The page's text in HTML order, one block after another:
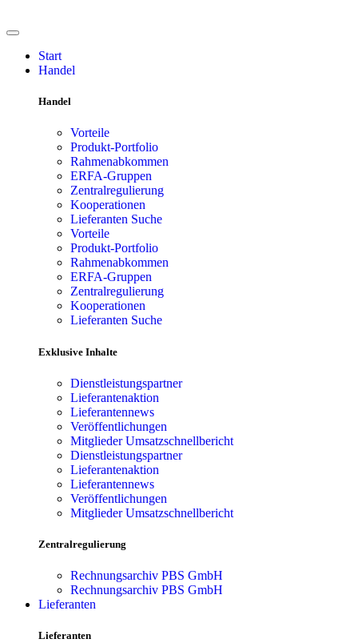
Start
Handel
Handel
Vorteile
Produkt-Portfolio
Rahmenabkommen
ERFA-Gruppen
Zentralregulierung
Kooperationen
Lieferanten Suche
Vorteile
Produkt-Portfolio
Rahmenabkommen
ERFA-Gruppen
Zentralregulierung
Kooperationen
Lieferanten Suche
Exklusive Inhalte
Dienstleistungspartner
Lieferantenaktion
Lieferantennews
Veröffentlichungen
Mitglieder Umsatzschnellbericht
Dienstleistungspartner
Lieferantenaktion
Lieferantennews
Veröffentlichungen
Mitglieder Umsatzschnellbericht
Zentralregulierung
Rechnungsarchiv PBS GmbH
Rechnungsarchiv PBS GmbH
Lieferanten
Lieferanten